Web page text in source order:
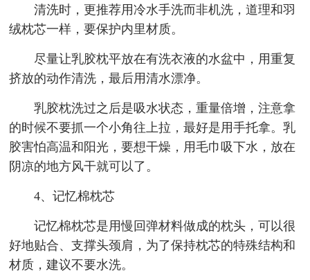
清洗时，更推荐用冷水手洗而非机洗，道理和羽
绒枕芯一样，要保护内里材质。
尽量让乳胶枕平放在有洗衣液的水盆中，用重复
挤放的动作清洗，最后用清水漂净。
乳胶枕洗过之后是吸水状态，重量倍增，注意拿
的时候不要抓一个小角往上拉，最好是用手托拿。乳
胶害怕高温和阳光，要想干燥，用毛巾吸下水，放在
阴凉的地方风干就可以了。
4、记忆棉枕芯
记忆棉枕芯是用慢回弹材料做成的枕头，可以很
好地贴合、支撑头颈肩，为了保持枕芯的特殊结构和
材质，建议不要水洗。